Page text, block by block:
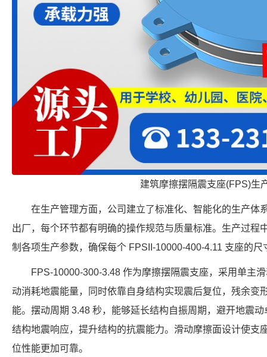
建筑摩擦摆隔震支座(FPS)生
在生产管理方面，公司建立了标准化、智能化的生产体
出厂，每个环节都有明确的操作规范与质量标准。生产过程
制各项生产参数，确保每个 FPSII-10000-400-4.11 支座的
FPS-10000-300-3.48 作为摩擦摆隔震支座，采用单主
动消耗地震能量，同时依靠自身结构实现震后复位，残余变
能。摆动周期 3.48 秒，能够延长结构自振周期，避开地震
结构地震响应，提升结构的抗震能力。滑动摩擦面设计使支
位性能更加可靠。